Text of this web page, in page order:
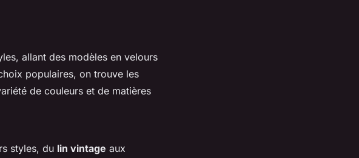
allant des modèles en velours
populaires, on trouve les
de couleurs et de matières
styles, du lin vintage aux